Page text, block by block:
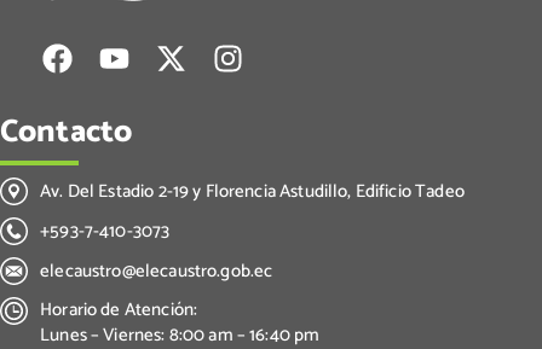
Contacto
Av. Del Estadio 2-19 y Florencia Astudillo, Edificio Tadeo
+593-7-410-3073
elecaustro@elecaustro.gob.ec
Horario de Atención:
Lunes – Viernes: 8:00 am – 16:40 pm